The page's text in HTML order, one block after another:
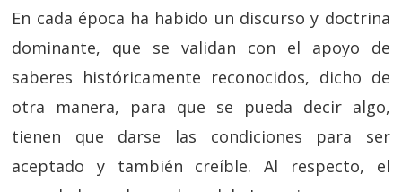
En cada época ha habido un discurso y doctrina
dominante, que se validan con el apoyo de
saberes históricamente reconocidos, dicho de
otra manera, para que se pueda decir algo,
tienen que darse las condiciones para ser
aceptado y también creíble. Al respecto, el